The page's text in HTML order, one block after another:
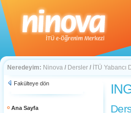
Neredeyim: Ninova / Dersler / İTÜ Yabancı
Fakülteye dön
Ana Sayfa